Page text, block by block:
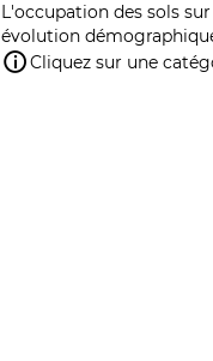
L'occupation des sols
évolution
Cliquez sur une